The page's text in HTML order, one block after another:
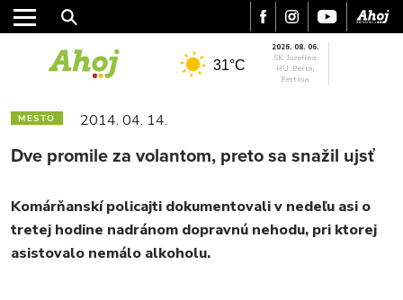
31°C
2026. 08. 06.
SK: Jozefína
HU: Berta,
Bettina
MESTO 2014. 04. 14.
Dve promile za volantom, preto sa snažil ujsť
Komárňanskí policajti dokumentovali v nedeľu asi o
tretej hodine nadránom dopravnú nehodu, pri ktorej
asistovalo nemálo alkoholu.